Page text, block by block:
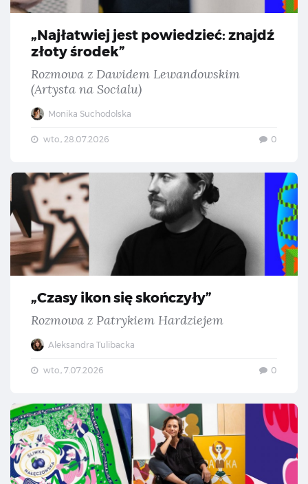
„Najłatwiej jest powiedzieć: znajdź
złoty środek”
Rozmowa z Dawidem Lewandowskim
(Artysta na Socialu)
Monika Suchodolska
wto., 28.07.2026 0
„Czasy ikon się skończyły”
Rozmowa z Patrykiem Hardziejem
Aleksandra Tulibacka
wto., 7.07.2026 0